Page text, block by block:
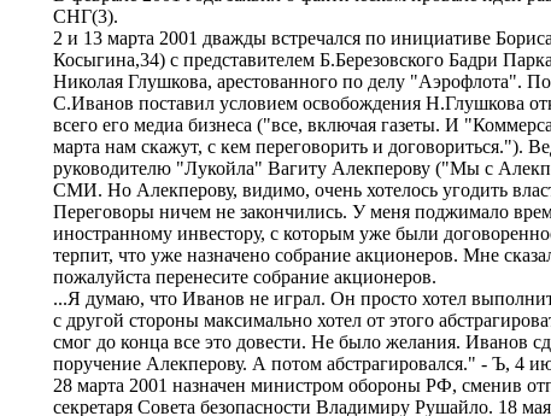
СНГ(3).
2 и 13 марта 2001 дважды встречался по инициативе
Косыгина,34) с представителем Б.Березовского Бадри
Николая Глушкова, арестованного по делу
С.Иванов поставил условием освобождения Н.Глушкова
всего его медиа бизнеса ("все, включая газеты. И
марта нам скажут, с кем переговорить и договориться.").
руководителю "Лукойла" Вагиту Алекперову ("Мы с
СМИ. Но Алекперову, видимо, очень хотелось угодить
Переговоры ничем не закончились. У меня поджимало
иностранному инвестору, с которым уже были
терпит, что уже назначено собрание акционеров. Мне
пожалуйста перенесите собрание акционеров.
...Я думаю, что Иванов не играл. Он просто хотел
с другой стороны максимально хотел от этого
смог до конца все это довести. Не было желания. Иванов
поручение Алекперову. А потом абстрагировался." - Ъ,
28 марта 2001 назначен министром обороны РФ, сменив
секретаря Совета безопасности Владимиру Рушайло. 18